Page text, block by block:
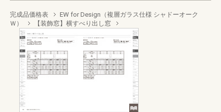
完成品価格表
EW for Design（複層ガラス仕様 シャドーオーク
Ｗ）
【装飾窓】横すべり出し窓